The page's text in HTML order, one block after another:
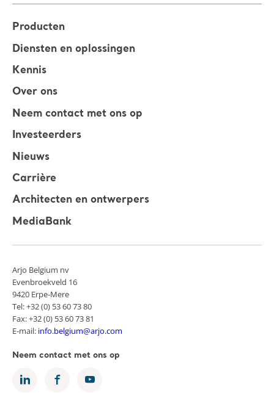
Producten
Diensten en oplossingen
Kennis
Over ons
Neem contact met ons op
Investeerders
Nieuws
Carrière
Architecten en ontwerpers
MediaBank
Arjo Belgium nv
Evenbroekveld 16
9420 Erpe-Mere
Tel: +32 (0) 53 60 73 80
Fax: +32 (0) 53 60 73 81
E-mail: info.belgium@arjo.com
Neem contact met ons op